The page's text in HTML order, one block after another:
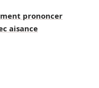
prononcer
aisance